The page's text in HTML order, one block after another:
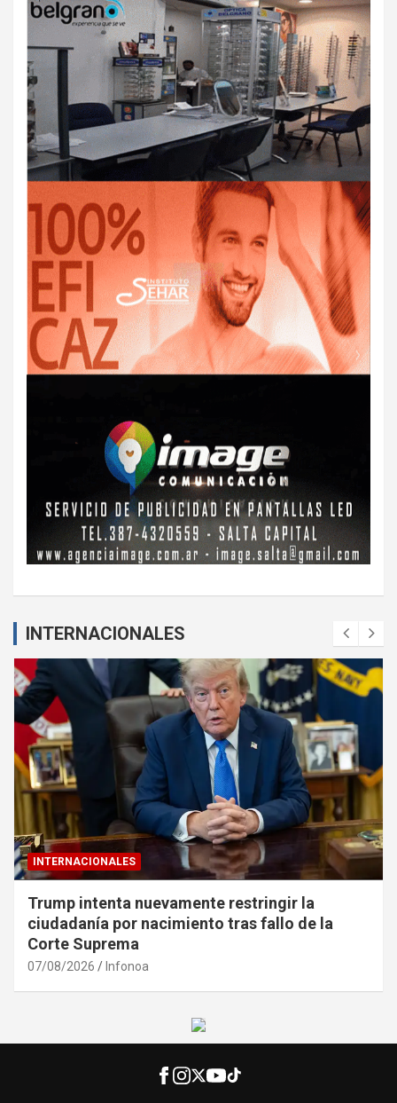
INTERNACIONALES
INTERNACIONALES
Trump intenta nuevamente restringir la
ciudadanía por nacimiento tras fallo de la
Corte Suprema
07/08/2026 Infonoa